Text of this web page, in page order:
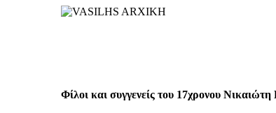
Φίλοι και συγγενείς του 17χρονου